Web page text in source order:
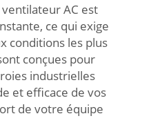
AC est
ce qui exige
conditions les plus
conçues pour
industrielles
et efficace de vos
de votre équipe